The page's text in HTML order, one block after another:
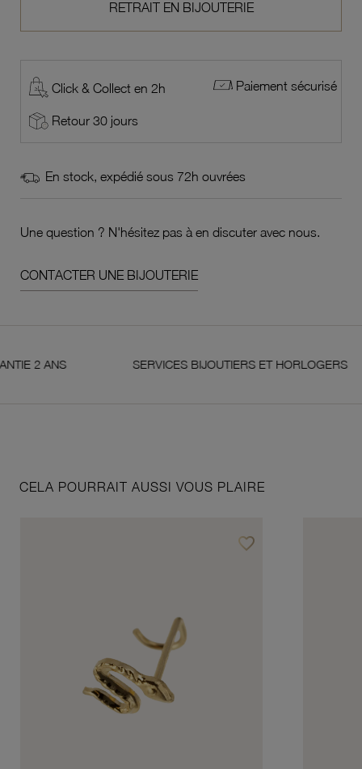
RETRAIT EN BIJOUTERIE
Click & Collect en 2h Paiement sécurisé
Retour 30 jours
En stock, expédié sous 72h ouvrées
Une question ? N'hésitez pas à en discuter avec nous.
CONTACTER UNE BIJOUTERIE
SERVICES BIJOUTIERS ET HORLOGERS
CELA POURRAIT AUSSI VOUS PLAIRE
favorite_borderAjouter à vos favoris